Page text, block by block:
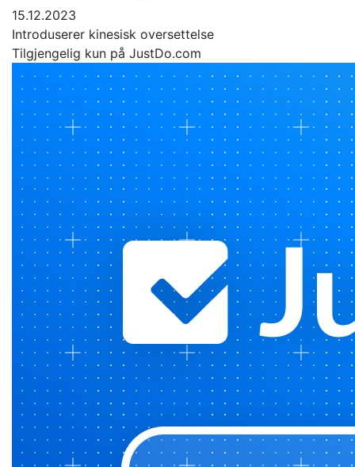
15.12.2023
Introduserer kinesisk oversettelse
Tilgjengelig kun på JustDo.com